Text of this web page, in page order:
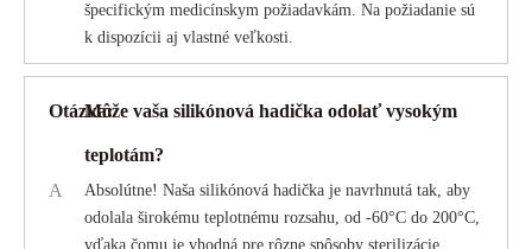
špecifickým medicínskym požiadavkám. Na požiadanie sú
k dispozícii aj vlastné veľkosti.
Otázka:Môže vaša silikónová hadička odolať vysokým
teplotám?
A
Absolútne! Naša silikónová hadička je navrhnutá tak, aby
odolala širokému teplotnému rozsahu, od -60°C do 200°C,
vďaka čomu je vhodná pre rôzne spôsoby sterilizácie.